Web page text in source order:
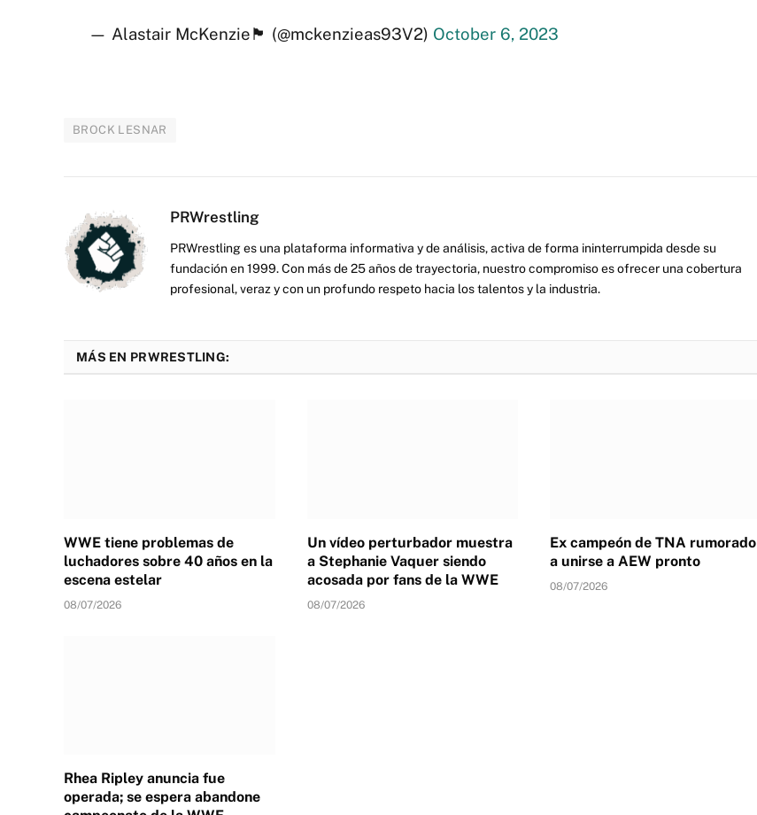
— Alastair McKenzie🏴󠁧󠁢󠁳󠁣󠁴󠁿 (@mckenzieas93V2) October 6, 2023
BROCK LESNAR
PRWrestling
PRWrestling es una plataforma informativa y de análisis, activa de forma ininterrumpida desde su
fundación en 1999. Con más de 25 años de trayectoria, nuestro compromiso es ofrecer una cobertura
profesional, veraz y con un profundo respeto hacia los talentos y la industria.
MÁS EN PRWRESTLING:
WWE tiene problemas de
luchadores sobre 40 años en la
escena estelar
08/07/2026
Un vídeo perturbador muestra
a Stephanie Vaquer siendo
acosada por fans de la WWE
08/07/2026
Ex campeón de TNA rumorado
a unirse a AEW pronto
08/07/2026
Rhea Ripley anuncia fue
operada; se espera abandone